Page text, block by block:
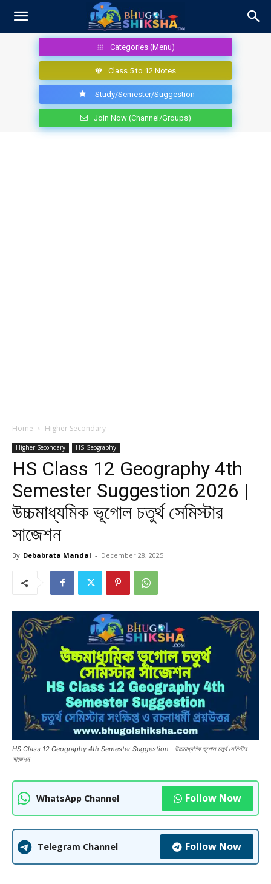
Categories (Menu)
Class 5 to 12 Notes
Study/Semester/Suggestion
Join Now (Channel/Groups)
Home Higher Secondary
Higher Secondary HS Geography
HS Class 12 Geography 4th
Semester Suggestion 2026 |
উচ্চমাধ্যমিক ভূগোল চতুর্থ সেমিস্টার
সাজেশন
By Debabrata Mandal - December 28, 2025
HS Class 12 Geography 4th Semester Suggestion - উচ্চমাধ্যমিক ভূগোল চতুর্থ সেমিস্টার
সাজেশন
WhatsApp Channel Follow Now
Telegram Channel Follow Now